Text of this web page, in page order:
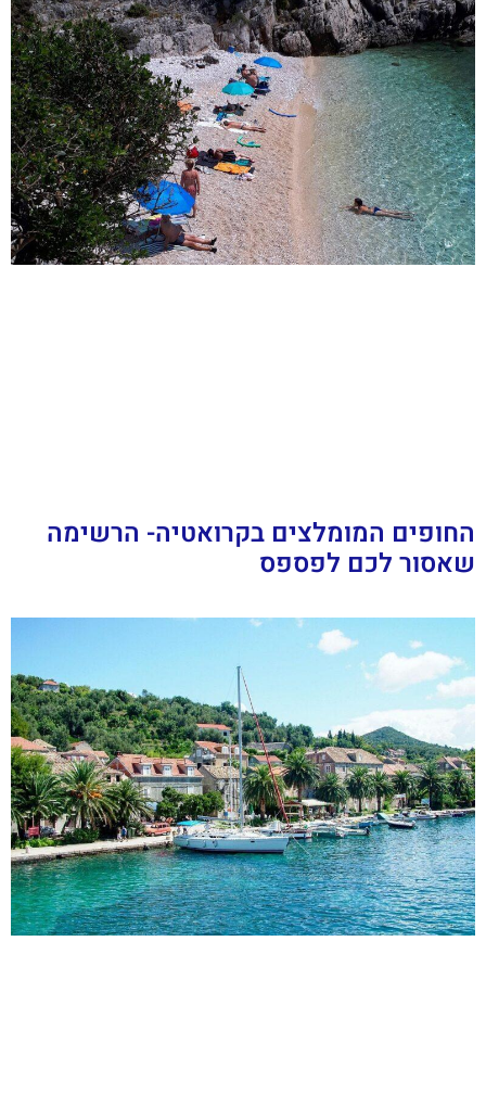
החופים המומלצים בקרואטיה- הרשימה
שאסור לכם לפספס